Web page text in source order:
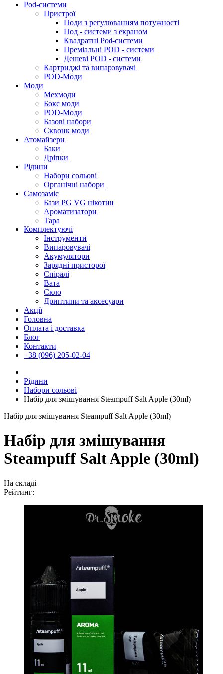
Pod-системи
Пристрої
Поди з регулюванням потужності
Под - системи з екраном
Квадратні Pod-системи
Преміальні POD - системи
Дешеві POD - системи
Картриджі та випаровувачі
POD-Моди
Моди
Мехмоди
Бокс моди
POD-Моди
Базові набори
Сквонк моди
Атомайзери
Баки
Дріпки
Рідини
Набори сольові
Органічні набори
Самозаміс
Бази PG VG нікотин
Ароматизатори
Тара
Комплектуючі
Інструменти
Випаровувачі
Акумулятори
Зарядні присторої
Спіралі
Вата
Скло
Дриптипи та аксесуари
Акції
Головна
Оплата і доставка
Блог
Контакти
+38 (096) 205-02-04
Рідини
Набори сольові
Набір для змішування Steampuff Salt Apple (30ml)
Набір для змішування Steampuff Salt Apple (30ml)
Набір для змішування
Steampuff Salt Apple (30ml)
На складі
Рейтинг: